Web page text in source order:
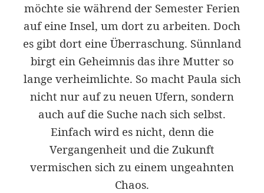
möchte sie während der Semester Ferien
auf eine Insel, um dort zu arbeiten. Doch
es gibt dort eine Überraschung. Sünnland
birgt ein Geheimnis das ihre Mutter so
lange verheimlichte. So macht Paula sich
nicht nur auf zu neuen Ufern, sondern
auch auf die Suche nach sich selbst.
Einfach wird es nicht, denn die
Vergangenheit und die Zukunft
vermischen sich zu einem ungeahnten
Chaos.